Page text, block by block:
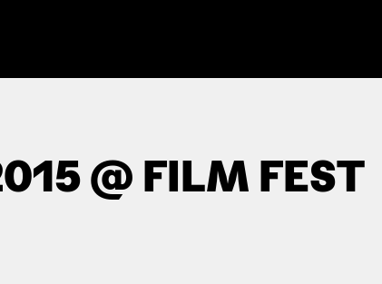
@ FILM FEST